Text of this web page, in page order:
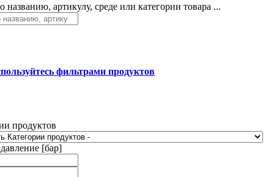
названию, артикулу, среде или категории товара ...
фильтрами продуктов
продуктов
[бар]